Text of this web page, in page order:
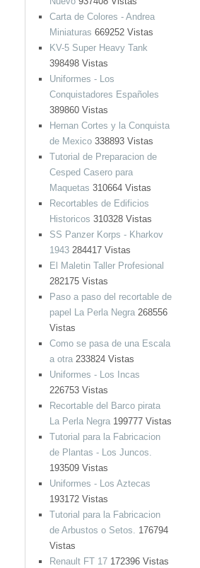
Carta de Colores - Andrea
Miniaturas 669252 Vistas
KV-5 Super Heavy Tank
398498 Vistas
Uniformes - Los
Conquistadores Españoles
389860 Vistas
Hernan Cortes y la Conquista
de Mexico338893 Vistas
Tutorial de Preparacion de
Cesped Casero para
Maquetas 310664 Vistas
Recortables de Edificios
Historicos 310328 Vistas
SS Panzer Korps - Kharkov
1943284417 Vistas
El Maletin Taller Profesional
282175 Vistas
Paso a paso del recortable de
papel La Perla Negra268556
Vistas
Como se pasa de una Escala
a otra233824 Vistas
Uniformes - Los Incas
226753 Vistas
Recortable del Barco pirata
La Perla Negra199777 Vistas
Tutorial para la Fabricacion
de Plantas - Los Juncos.
193509 Vistas
Uniformes - Los Aztecas
193172 Vistas
Tutorial para la Fabricacion
de Arbustos o Setos. 176794
Vistas
Renault FT 17172396 Vistas